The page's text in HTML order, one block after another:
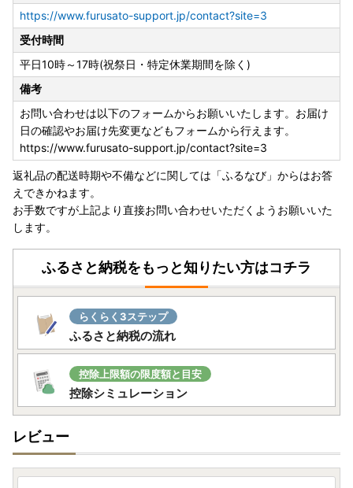
〒599-0303
大阪府泉南郡岬町深日 ２０００－１
岬町役場 まちづくり戦略室 企画地方創生担当
TEL：072-492-2775
https://www.furusato-support.jp/contact?site=3
受付時間
平日10時～17時(祝祭日・特定休業期間を除く)
備考
お問い合わせは以下のフォームからお願いいたします。お届け
日の確認やお届け先変更などもフォームから行えます。
https://www.furusato-support.jp/contact?site=3
返礼品の配送時期や不備などに関しては「ふるなび」からはお答
えできかねます。
お手数ですが上記より直接お問い合わせいただくようお願いいた
します。
ふるさと納税をもっと知りたい方はコチラ
らくらく3ステップ
ふるさと納税の流れ
控除上限額の限度額と目安
控除シミュレーション
レビュー